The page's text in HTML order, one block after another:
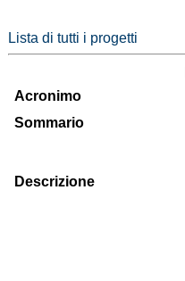
Lista di tutti i progetti
Acronimo
Sommario
Descrizione